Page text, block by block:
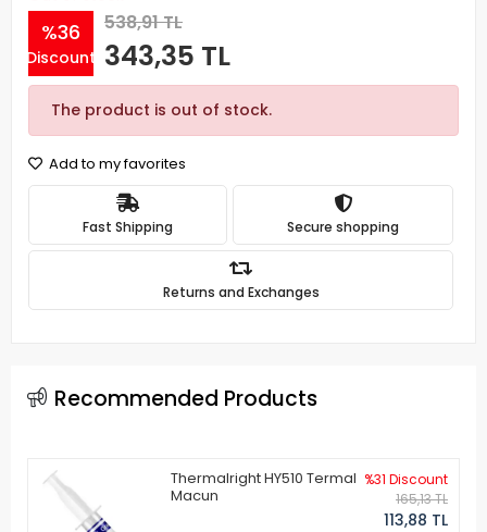
%36
Discount
538,91 TL
343,35 TL
The product is out of stock.
Add to my favorites
Fast Shipping Secure shopping
Returns and Exchanges
Recommended Products
Thermalright HY510 Termal
Macun
%31 Discount
165,13 TL
113,88 TL